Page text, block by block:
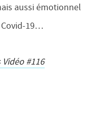
aussi émotionnel
19…
#116